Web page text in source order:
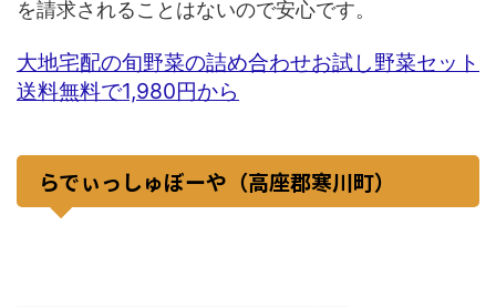
を請求されることはないので安心です。
大地宅配の旬野菜の詰め合わせお試し野菜セット
送料無料で1,980円から
らでぃっしゅぼーや（高座郡寒川町）